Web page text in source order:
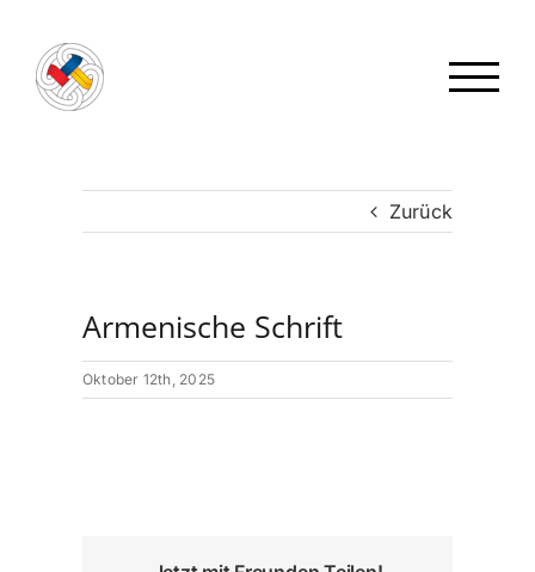
Inhalt
springen
Zurück
Armenische Schrift
Oktober 12th, 2025